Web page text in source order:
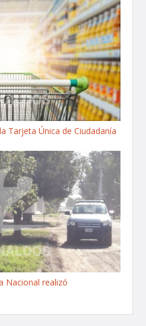
Tarjeta Única de Ciudadanía
Nacional realizó